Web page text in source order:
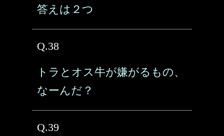
答えは２つ
Q.38
トラとオス牛が嫌がるもの、
なーんだ？
Q.39